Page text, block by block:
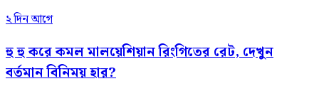
২ দিন আগে
হু হু করে কমল মালয়েশিয়ান রিংগিতের রেট, দেখুন
বর্তমান বিনিময় হার?